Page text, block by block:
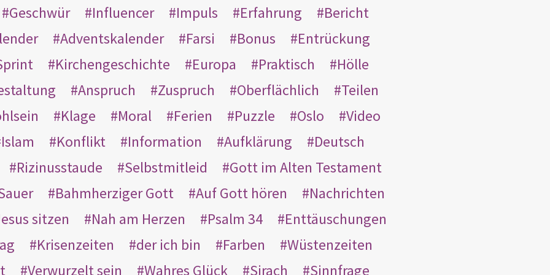
Geschwür Influencer Impuls Erfahrung
Bericht
Adventskalender Farsi Bonus
Entrückung
Kirchengeschichte Europa Praktisch
Hölle
Anspruch Zuspruch Oberflächlich
Teilen
Klage Moral Ferien Puzzle Oslo
Video
Islam
Konflikt Information Aufklärung
Deutsch
Rizinusstaude
Selbstmitleid
Gott im Alten Testament
Bahmherziger Gott Auf Gott hören
Nachrichten
sitzen
Nah am Herzen Psalm 34
Enttäuschungen
Krisenzeiten der ich bin Farben
Wüstenzeiten
Verwurzelt sein Wahres Glück Sirach Sinnfrage